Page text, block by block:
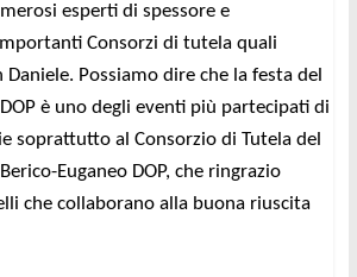
esperti di spessore e
Consorzi di tutela quali
Daniele. Possiamo dire che la festa del
è uno degli eventi più partecipati di
soprattutto al Consorzio di Tutela del
Euganeo DOP, che ringrazio
che collaborano alla buona riuscita